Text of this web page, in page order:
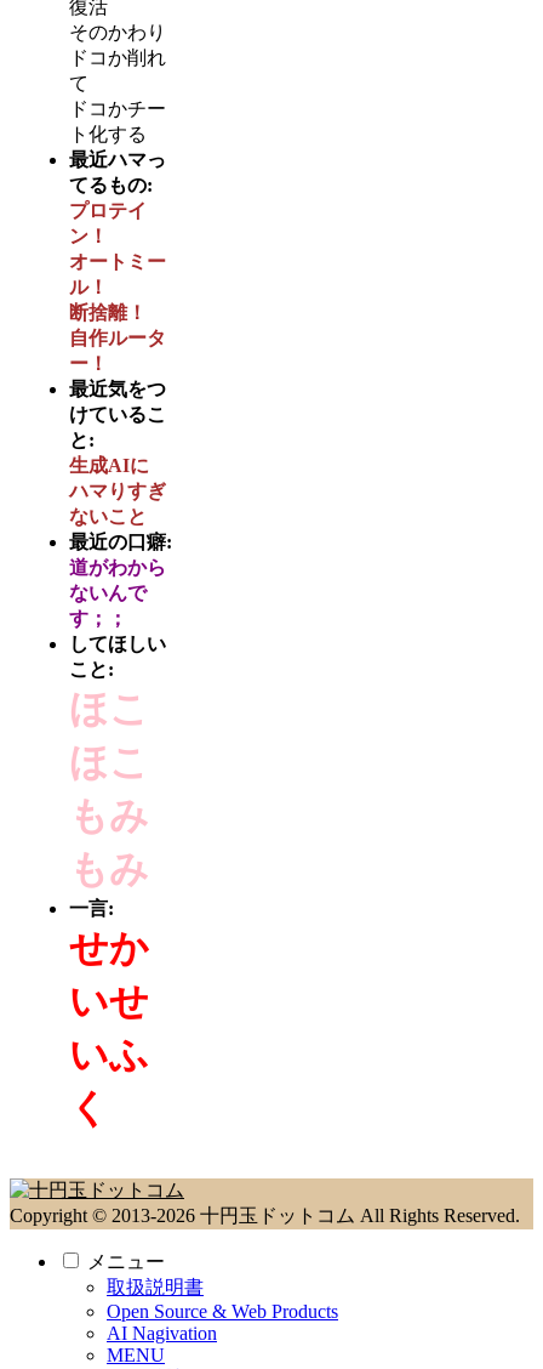
復活
そのかわり
ドコか削れ
て
ドコかチー
ト化する
最近ハマっ
てるもの:
プロテイ
ン！
オートミー
ル！
断捨離！
自作ルータ
ー！
最近気をつ
けているこ
と:
生成AIに
ハマりすぎ
ないこと
最近の口癖:
道がわから
ないんで
す；；
してほしい
こと:
ほこ
ほこ
もみ
もみ
一言:
せか
いせ
いふ
く
Copyright © 2013-2026 十円玉ドットコム All Rights Reserved.
メニュー
取扱説明書
Open Source & Web Products
AI Nagivation
MENU